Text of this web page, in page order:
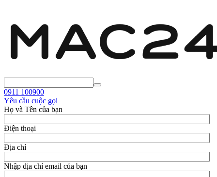
0911 100900
Yêu cầu cuộc gọi
Họ và Tên của bạn
Điện thoại
Địa chỉ
Nhập địa chỉ email của bạn